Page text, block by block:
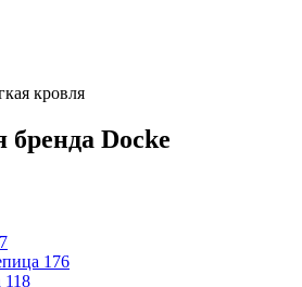
кровля
Docke
176
118